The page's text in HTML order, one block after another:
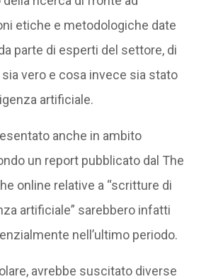
etiche e metodologiche date
parte di esperti del settore, di
vero e cosa invece sia stato
artificiale.
anche in ambito
un report pubblicato dal The
online relative a “scritture di
artificiale” sarebbero infatti
nell’ultimo periodo.
avrebbe suscitato diverse